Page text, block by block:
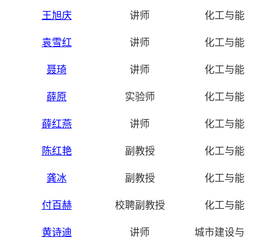
王旭庆 讲师 化工与能源
袁雪红 讲师 化工与能源
聂琦 讲师 化工与能源
薛原 实验师 化工与能源
薛红燕 讲师 化工与能源
陈红艳 副教授 化工与能源
龚冰 副教授 化工与能源
付百赫 校聘副教授 化工与能源
黄诗迪 讲师 城市建设与生